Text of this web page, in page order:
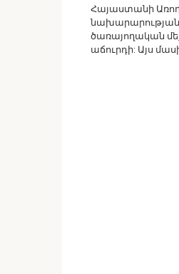
Հայաստանի
ծառայողական
աճուրդի: Այս